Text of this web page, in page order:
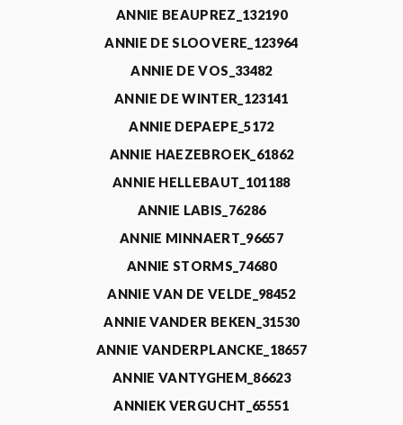
ANNIE BEAUPREZ_132190
ANNIE DE SLOOVERE_123964
ANNIE DE VOS_33482
ANNIE DE WINTER_123141
ANNIE DEPAEPE_5172
ANNIE HAEZEBROEK_61862
ANNIE HELLEBAUT_101188
ANNIE LABIS_76286
ANNIE MINNAERT_96657
ANNIE STORMS_74680
ANNIE VAN DE VELDE_98452
ANNIE VANDER BEKEN_31530
ANNIE VANDERPLANCKE_18657
ANNIE VANTYGHEM_86623
ANNIEK VERGUCHT_65551